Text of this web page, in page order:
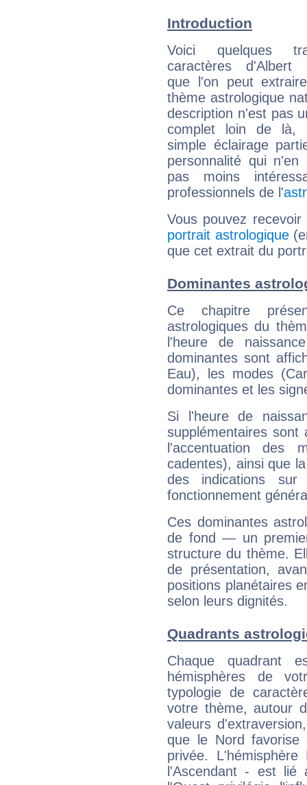
Introduction
Voici quelques
caractères d'Albert
que l'on peut
thème astrologique
description n'est pas
complet loin de là,
simple éclairage
personnalité qui n'en
pas moins
professionnels de l'
Vous pouvez
portrait astrologique
que cet extrait du
Dominantes
Ce chapitre
astrologiques du
l'heure de
dominantes sont
Eau), les modes
dominantes et les
Si l'heure de
supplémentaires sont
l'accentuation des
cadentes), ainsi que
des indications sur
fonctionnement
Ces dominantes
de fond — un
structure du thème.
de présentation,
positions planétaires
selon leurs dignités.
Quadrants
Chaque quadrant
hémisphères de
typologie de
votre thème, autour
valeurs
que le Nord favorise
privée.
l'Ascendant - est